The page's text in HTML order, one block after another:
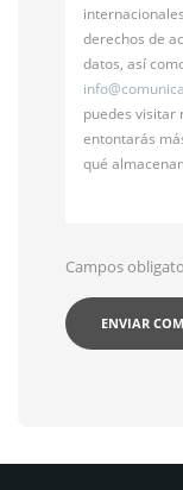
derechos de
datos, así
info@
puedes visitar
entontarás
qué
Campos